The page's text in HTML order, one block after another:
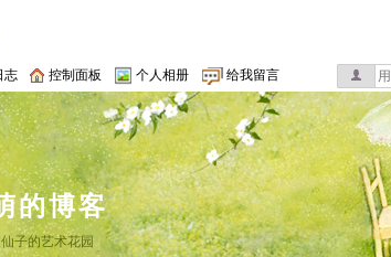
志 控制面板 个人相册 给我留言
的博客
子的艺术花园